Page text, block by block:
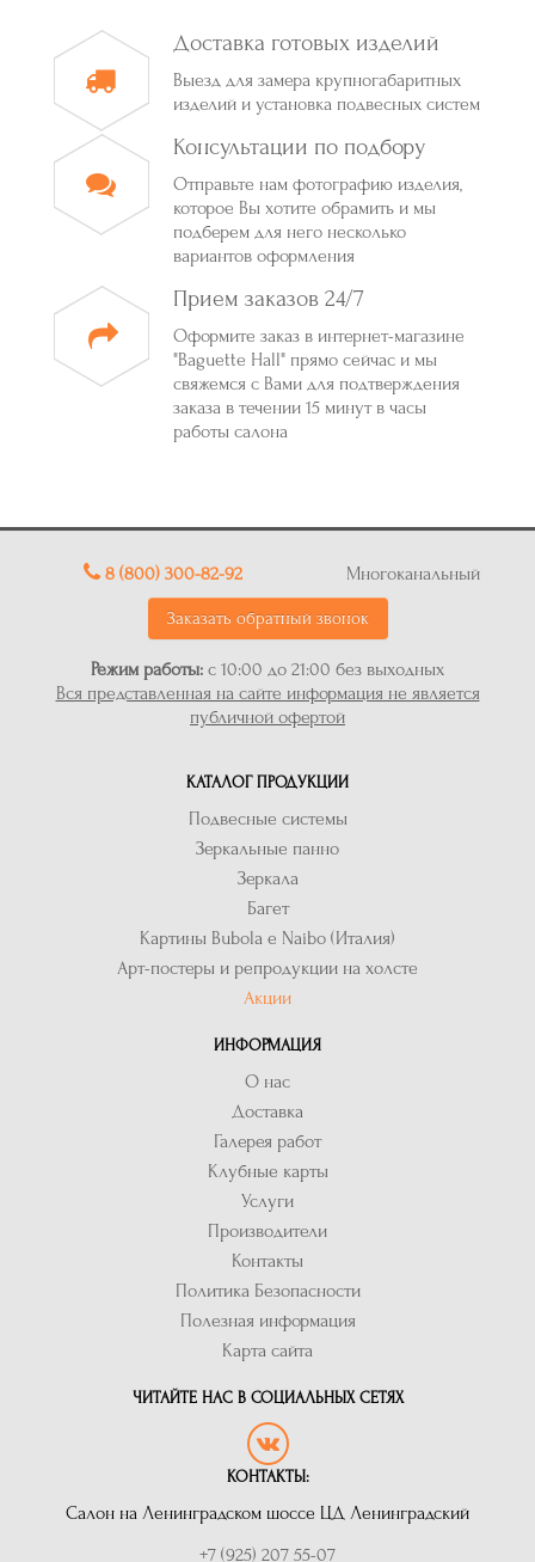
Доставка готовых изделий
Выезд для замера крупногабаритных
изделий и установка подвесных систем
Консультации по подбору
Отправьте нам фотографию изделия,
которое Вы хотите обрамить и мы
подберем для него несколько
вариантов оформления
Прием заказов 24/7
Оформите заказ в интернет-магазине
"Baguette Hall" прямо сейчас и мы
свяжемся с Вами для подтверждения
заказа в течении 15 минут в часы
работы салона
8 (800) 300-82-92 Многоканальный
Заказать обратный звонок
Режим работы: с 10:00 до 21:00 без выходных
Вся представленная на сайте информация не является
публичной офертой
КАТАЛОГ ПРОДУКЦИИ
Подвесные системы
Зеркальные панно
Зеркала
Багет
Картины Bubola e Naibo (Италия)
Арт-постеры и репродукции на холсте
Акции
ИНФОРМАЦИЯ
О нас
Доставка
Галерея работ
Клубные карты
Услуги
Производители
Контакты
Политика Безопасности
Полезная информация
Карта сайта
ЧИТАЙТЕ НАС В СОЦИАЛЬНЫХ СЕТЯХ
КОНТАКТЫ:
Салон на Ленинградском шоссе ЦД Ленинградский
+7 (925) 207 55-07